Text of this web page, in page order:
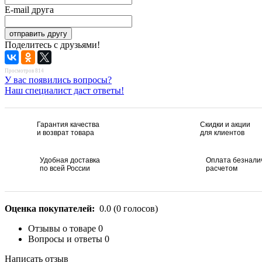
E-mail друга
Поделитесь с друзьями!
Просмотров 814
У вас появились вопросы?
Наш специалист даст ответы!
Гарантия качества
и возврат товара
Скидки и акции
для клиентов
Удобная доставка
по всей России
Оплата
расчетом
Оценка покупателей: 0.0 (0 голосов)
Отзывы о товаре 0
Вопросы и ответы 0
Написать отзыв